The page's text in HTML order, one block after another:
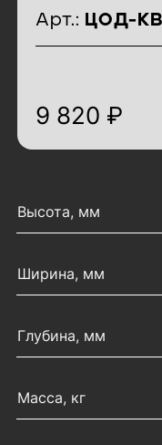
идентификаторы
Арт.: ЦОД-
9 820 ₽
Высота, мм
Ширина, мм
Глубина, мм
Масса, кг